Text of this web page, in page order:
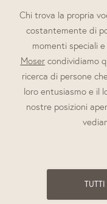
Sport e
Chi trova la propria
costantemente di
momenti speciali
Mosercondividiamo
ricerca di persone
loro entusiasmo e il
nostre posizioni
TUTTI